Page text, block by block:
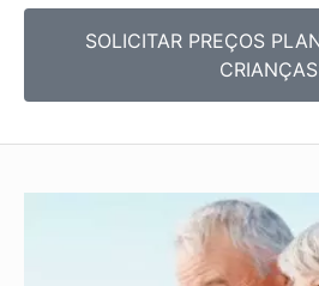
SOLICITAR PREÇOS
CRIANÇAS